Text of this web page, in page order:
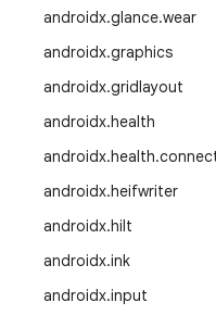
androidx.glance.wear
androidx.graphics
androidx.gridlayout
androidx.health
androidx.health.
androidx.heifwriter
androidx.hilt
androidx.ink
androidx.input